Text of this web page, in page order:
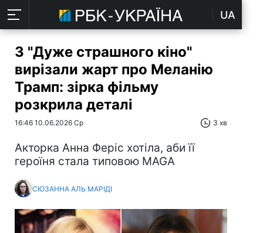
UA
З "Дуже страшного кіно"
вирізали жарт про Меланію
Трамп: зірка фільму
розкрила деталі
16:46 10.06.2026 Ср 3 хв
Акторка Анна Феріс хотіла, аби її
героїня стала типовою MAGA
СЮЗАННА АЛЬ МАРІДІ